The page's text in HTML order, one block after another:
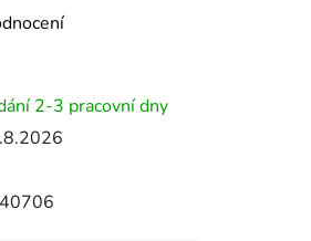
2-3 pracovní dny